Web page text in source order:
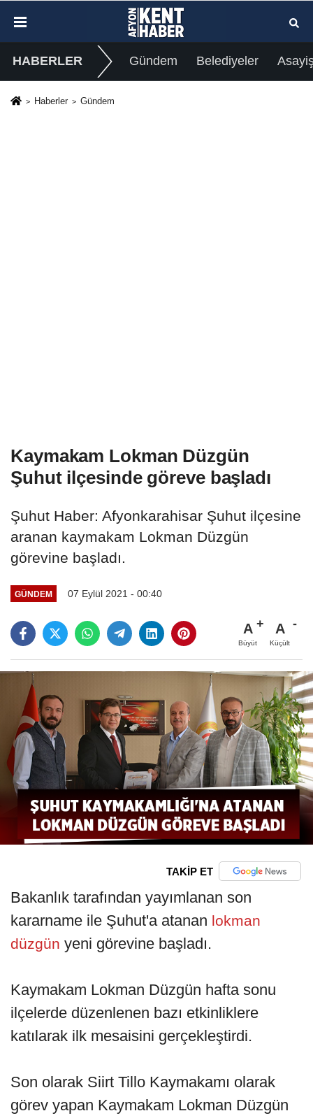
HABERLER Gündem Belediyeler
Haberler Gündem
Kaymakam Lokman Düzgün
Şuhut ilçesinde göreve başladı
Şuhut Haber: Afyonkarahisar Şuhut ilçesine
aranan kaymakam Lokman Düzgün
görevine başladı.
GÜNDEM 07 Eylül 2021 - 00:40
A
Büyüt
A
Küçült
TAKİP ET
Bakanlık tarafından yayımlanan son
kararname ile Şuhut'a atanan lokman
düzgün yeni görevine başladı.
Kaymakam Lokman Düzgün hafta sonu
ilçelerde düzenlenen bazı etkinliklere
katılarak ilk mesaisini gerçekleştirdi.
Son olarak Siirt Tillo Kaymakamı olarak
görev yapan Kaymakam Lokman Düzgün